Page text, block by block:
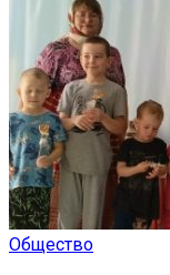
Общество